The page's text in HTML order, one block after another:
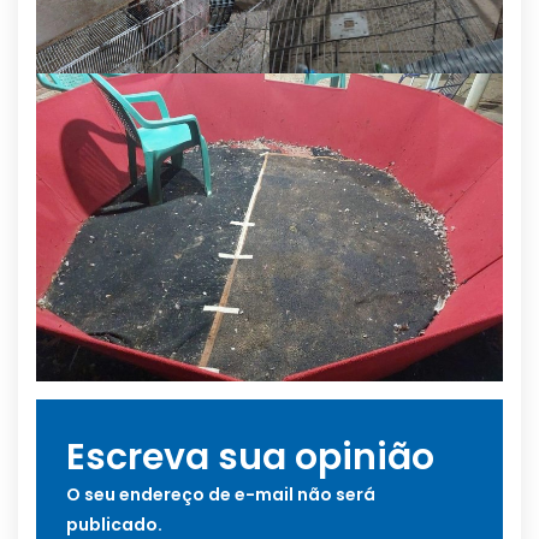
Escreva sua opinião
O seu endereço de e-mail não será
publicado.